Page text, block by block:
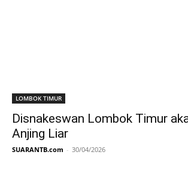
LOMBOK TIMUR
Disnakeswan Lombok Timur
Anjing Liar
SUARANTB.com - 30/04/2026